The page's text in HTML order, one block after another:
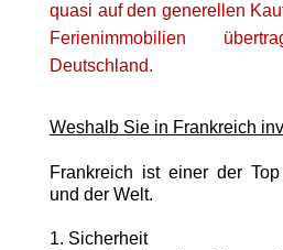
quasi auf den generellen
Ferienimmobilien
Deutschland.
Weshalb Sie in Frankreich
Frankreich ist einer der
und der Welt.
1. Sicherheit